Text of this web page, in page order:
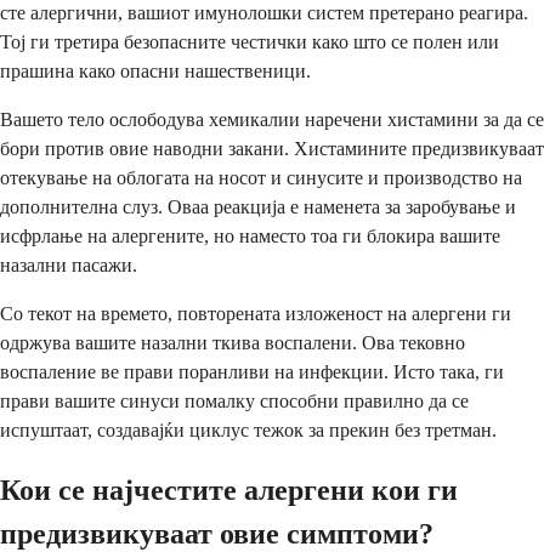
сте алергични, вашиот имунолошки систем претерано реагира.
Тој ги третира безопасните честички како што се полен или
прашина како опасни нашественици.
Вашето тело ослободува хемикалии наречени хистамини за да се
бори против овие наводни закани. Хистамините предизвикуваат
отекување на облогата на носот и синусите и производство на
дополнителна слуз. Оваа реакција е наменета за заробување и
исфрлање на алергените, но наместо тоа ги блокира вашите
назални пасажи.
Со текот на времето, повторената изложеност на алергени ги
одржува вашите назални ткива воспалени. Ова тековно
воспаление ве прави поранливи на инфекции. Исто така, ги
прави вашите синуси помалку способни правилно да се
испуштаат, создавајќи циклус тежок за прекин без третман.
Кои се најчестите алергени кои ги
предизвикуваат овие симптоми?